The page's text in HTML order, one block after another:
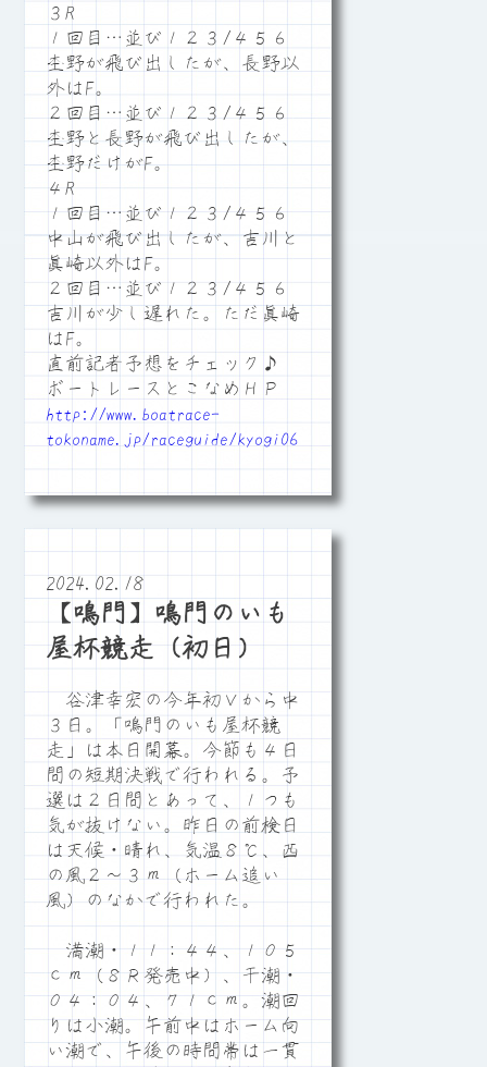
３R
１回目…並び１２３/４５６
杢野が飛び出したが、長野以
外はF。
２回目…並び１２３/４５６
杢野と長野が飛び出したが、
杢野だけがF。
４R
１回目…並び１２３/４５６
中山が飛び出したが、吉川と
眞崎以外はF。
２回目…並び１２３/４５６
吉川が少し遅れた。ただ眞崎
はF。
直前記者予想をチェック♪
ボートレースとこなめＨＰ
http://www.boatrace-
tokoname.jp/raceguide/kyogi06
2024.02.18
【鳴門】鳴門のいも
屋杯競走（初日）
谷津幸宏の今年初Ｖから中
３日。「鳴門のいも屋杯競
走」は本日開幕。今節も４日
間の短期決戦で行われる。予
選は２日間とあって、１つも
気が抜けない。昨日の前検日
は天候・晴れ、気温８℃、西
の風２～３ｍ（ホーム追い
風）のなかで行われた。
満潮・１１：４４、１０５
ｃｍ（８Ｒ発売中）、干潮・
０４：０４、７１ｃｍ。潮回
りは小潮。午前中はホーム向
い潮で、午後の時間帯は一貫